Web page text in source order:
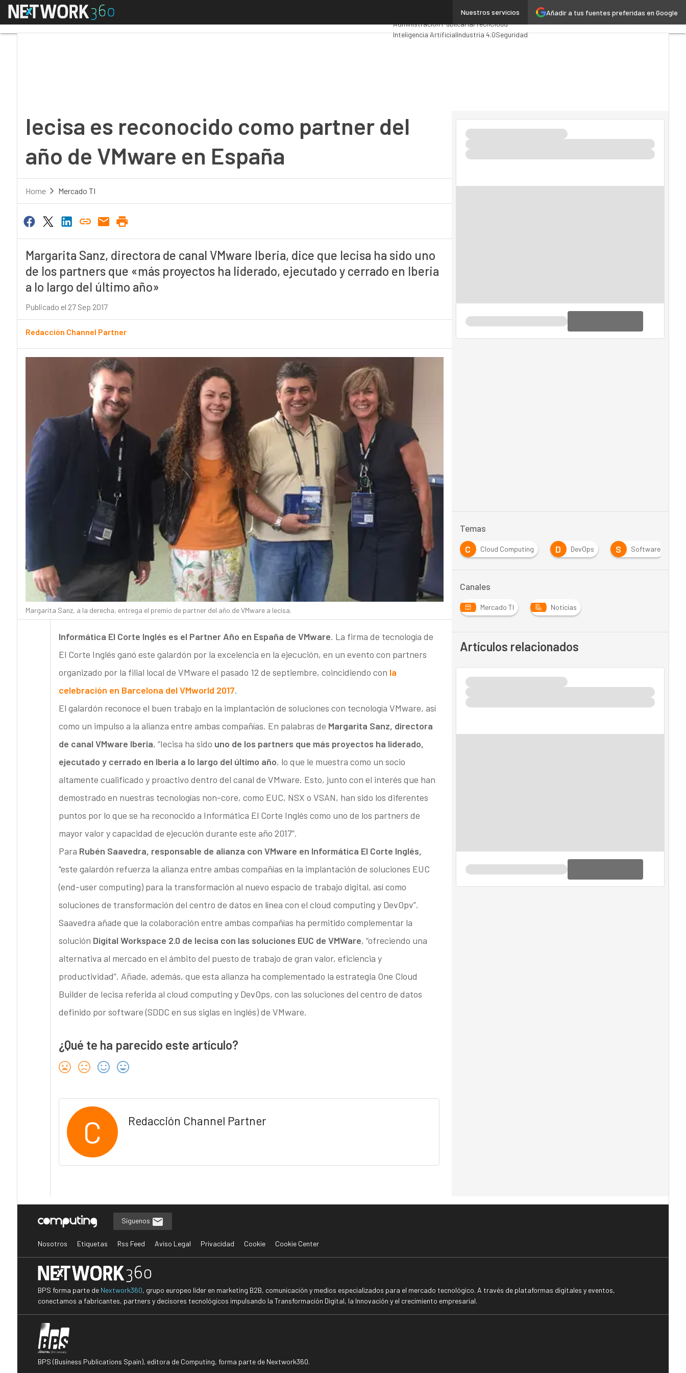
Añadir a tus fuentes preferidas en Google
Nuestros servicios
Menú
Analytics
Administración PúblicaMarTechCloud
Inteligencia ArtificialIndustria 4.0Seguridad
Iecisa es reconocido como partner del
año de VMware en España
Home Mercado TI
Margarita Sanz, directora de canal VMware Iberia, dice que Iecisa ha sido uno
de los partners que «más proyectos ha liderado, ejecutado y cerrado en Iberia
a lo largo del último año»
Publicado el 27 Sep 2017
Redacción Channel Partner
Margarita Sanz, a la derecha, entrega el premio de partner del año de VMware a Iecisa.
Informática El Corte Inglés es el Partner Año en España de VMware. La firma de tecnología de
El Corte Inglés ganó este galardón por la excelencia en la ejecución, en un evento con partners
organizado por la filial local de VMware el pasado 12 de septiembre, coincidiendo con la
celebración en Barcelona del VMworld 2017.
El galardón reconoce el buen trabajo en la implantación de soluciones con tecnología VMware, así
como un impulso a la alianza entre ambas compañías. En palabras de Margarita Sanz, directora
de canal VMware Iberia, “Iecisa ha sido uno de los partners que más proyectos ha liderado,
ejecutado y cerrado en Iberia a lo largo del último año, lo que le muestra como un socio
altamente cualificado y proactivo dentro del canal de VMware. Esto, junto con el interés que han
demostrado en nuestras tecnologías non-core, como EUC, NSX o VSAN, han sido los diferentes
puntos por lo que se ha reconocido a Informática El Corte Inglés como uno de los partners de
mayor valor y capacidad de ejecución durante este año 2017”.
Para Rubén Saavedra, responsable de alianza con VMware en Informática El Corte Inglés,
“este galardón refuerza la alianza entre ambas compañías en la implantación de soluciones EUC
(end-user computing) para la transformación al nuevo espacio de trabajo digital, así como
soluciones de transformación del centro de datos en línea con el cloud computing y DevOpv”.
Saavedra añade que la colaboración entre ambas compañías ha permitido complementar la
solución Digital Workspace 2.0 de Iecisa con las soluciones EUC de VMWare, “ofreciendo una
alternativa al mercado en el ámbito del puesto de trabajo de gran valor, eficiencia y
productividad”. Añade, además, que esta alianza ha complementado la estrategia One Cloud
Builder de Iecisa referida al cloud computing y DevOps, con las soluciones del centro de datos
definido por software (SDDC en sus siglas en inglés) de VMware.
¿Qué te ha parecido este artículo?
C Redacción Channel Partner
Temas
Cloud C Cloud Computing D DevOps S Software
Canales
Mercado TI Noticias
Artículos relacionados
Síguenos
Nosotros Etiquetas Rss Feed Aviso Legal Privacidad Cookie Cookie Center
BPS forma parte de Nextwork360, grupo europeo líder en marketing B2B, comunicación y medios especializados para el mercado tecnológico. A través de plataformas digitales y eventos,
conectamos a fabricantes, partners y decisores tecnológicos impulsando la Transformación Digital, la Innovación y el crecimiento empresarial.
BPS (Business Publications Spain), editora de Computing, forma parte de Nextwork360.